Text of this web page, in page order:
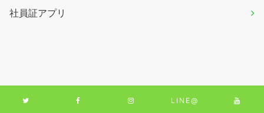
社員証アプリ
LINE@